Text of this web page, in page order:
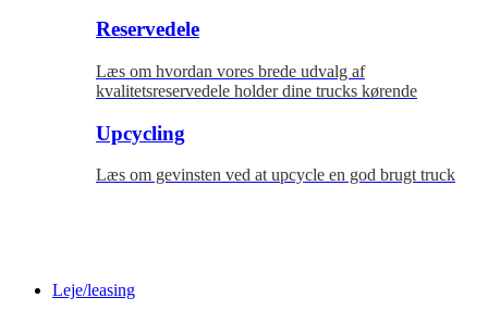
Reservedele
Læs om hvordan vores brede udvalg af
kvalitetsreservedele holder dine trucks kørende
Upcycling
Læs om gevinsten ved at upcycle en god brugt truck
Leje/leasing